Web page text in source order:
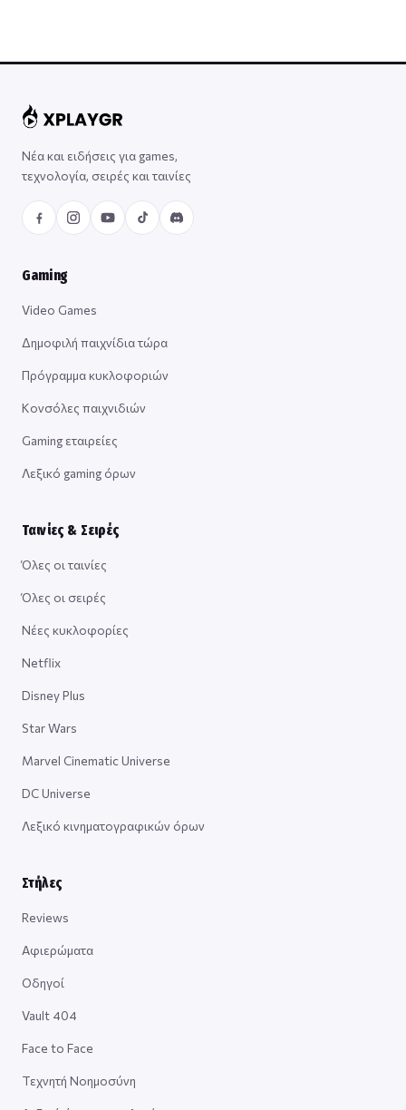
Νέα και ειδήσεις για games,
τεχνολογία, σειρές και ταινίες
Gaming
Video Games
Δημοφιλή παιχνίδια τώρα
Πρόγραμμα κυκλοφοριών
Κονσόλες παιχνιδιών
Gaming εταιρείες
Λεξικό gaming όρων
Ταινίες & Σειρές
Όλες οι ταινίες
Όλες οι σειρές
Νέες κυκλοφορίες
Netflix
Disney Plus
Star Wars
Marvel Cinematic Universe
DC Universe
Λεξικό κινηματογραφικών όρων
Στήλες
Reviews
Αφιερώματα
Οδηγοί
Vault 404
Face to Face
Τεχνητή Νοημοσύνη